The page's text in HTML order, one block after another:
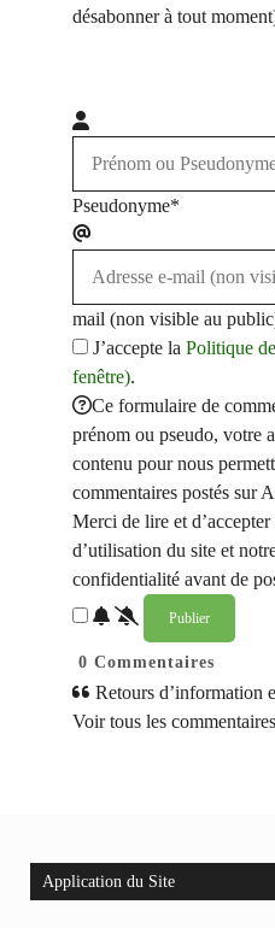
désabonner à tout
Pseudonyme*
mail (non visible au
J’accepte la Politique
fenêtre).
Ce formulaire de
prénom ou pseudo, votre
contenu pour nous
commentaires postés sur
Merci de lire et
d’utilisation du site et
confidentialité avant de
0 Commentaires
Retours d’information
Voir tous les commentaires
Application du Site